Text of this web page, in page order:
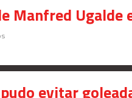
Manfred
evitar